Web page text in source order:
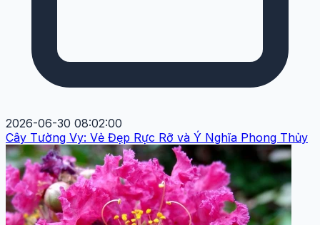
2026-06-30 08:02:00
Cây Tường Vy: Vẻ Đẹp Rực Rỡ và Ý Nghĩa Phong Thủy